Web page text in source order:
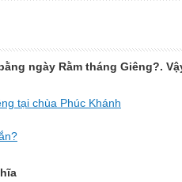
ngày Rằm tháng Giêng?.
tại chùa Phúc Khánh